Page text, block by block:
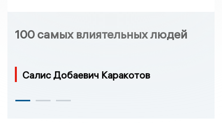
100 самых влиятельных людей
Салис Добаевич Каракотов